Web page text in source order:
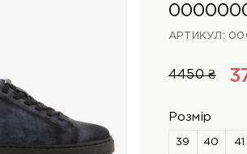
АРТИКУЛ:
4450 ₴
Розмір